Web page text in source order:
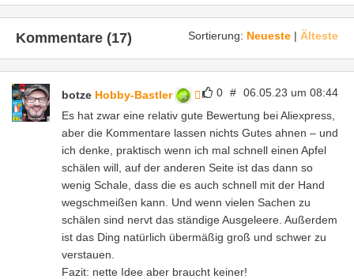
Sortierung: Neueste | Älteste
Kommentare (17)
0 # 06.05.23 um 08:44
botze Hobby-Bastler
Es hat zwar eine relativ gute Bewertung bei Aliexpress,
aber die Kommentare lassen nichts Gutes ahnen – und
ich denke, praktisch wenn ich mal schnell einen Apfel
schälen will, auf der anderen Seite ist das dann so
wenig Schale, dass die es auch schnell mit der Hand
wegschmeißen kann. Und wenn vielen Sachen zu
schälen sind nervt das ständige Ausgeleere. Außerdem
ist das Ding natürlich übermäßig groß und schwer zu
verstauen.
Fazit: nette Idee aber braucht keiner!